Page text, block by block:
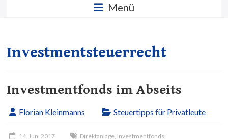
Wirtschaft
GbR
Menü
Investmentsteuerrecht
Investmentfonds im Abseits
Florian Kleinmanns Steuertipps für Privatleute
14. Juni 2017 Direktanlage Investmentfonds